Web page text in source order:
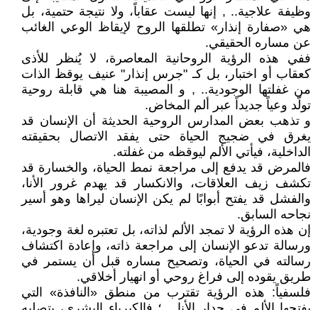
وظيفة علاجية.. , إنها ليست عقاباً، ولا نتيجة حتمية، بل
هي «صفارة إنذار» تطلقها الروح لإيقاظ الوعي الغائب
عن مساره الحقيقي.
ففي هذه الرؤية الروحانية المعاصرة، لا يُنظر للأذى
كعقاب أو اختبار، بل كـ "جرس إنذار" عنيف يوقظ الذات
من غفلتها الوجودية.. , و المصيبة هنا هي قابلة روحية
تولّد وعياً جديداً عبر ألم المخاض.
و تذهب بعض المدارس الروحية الحديثة أن الإنسان قد
يغرق في ضجيج الحياة حتى يفقد الاتصال بحقيقته
الداخلية، فيأتي الألم ليوقظه من غفلته.
فالمرض قد يدفع إلى مراجعة نمط الحياة، والخسارة قد
تكشف زيف العلاقات، والانكسار قد يهدم غرور الأنا،
والفشل قد يفتح أبوابًا لم يكن الإنسان ليراها وهو أسير
نجاحه السابق.
إن هذه الرؤية لا تمجد الألم لذاته، بل تعتبره لغة وجودية،
ورسالة تدعو الإنسان إلى مراجعة ذاته، وإعادة اكتشاف
رسالته في الحياة، وتصحيح مساره قبل أن يستمر في
طريق يقوده إلى فراغ روحي أو انهيار أخلاقي.
فلسفياً: هذه الرؤية تقترب من منطق «النافذة» التي